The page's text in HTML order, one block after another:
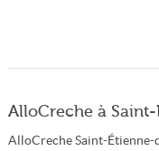
AlloCreche à
AlloCreche Saint-Étienne-